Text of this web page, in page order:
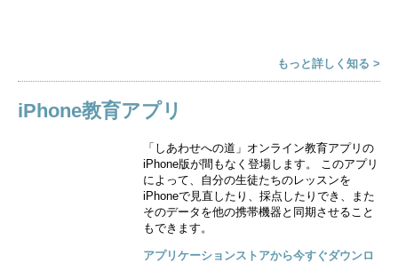
もっと詳しく知る >
iPhone教育アプリ
「しあわせへの道」オンライン教育アプリの
iPhone版が間もなく登場します。 このアプリ
によって、自分の生徒たちのレッスンを
iPhoneで見直したり、採点したりでき、また
そのデータを他の携帯機器と同期させること
もできます。
アプリケーションストアから今すぐダウンロ